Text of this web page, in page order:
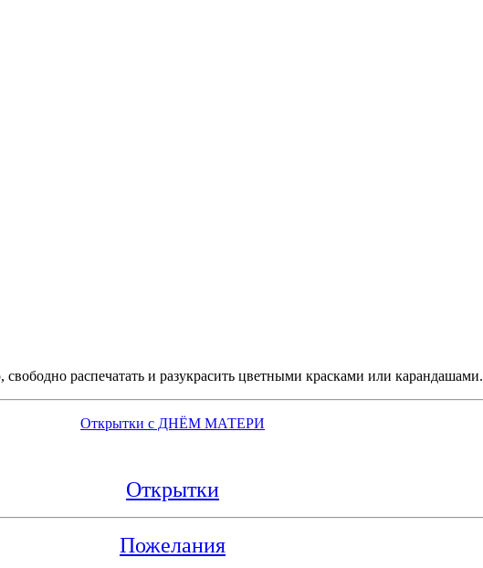
распечатать и разукрасить цветными красками или карандашами.
Открытки с ДНЁМ МАТЕРИ
Открытки
Пожелания